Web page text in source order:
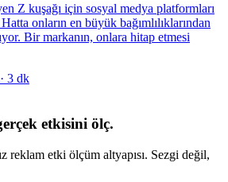
Z kuşağı için sosyal medya platformları
onların en büyük bağımlılıklarından
Bir markanın, onlara hitap etmesi
· 3 dk
etkisini ölç.
reklam etki ölçüm altyapısı. Sezgi değil,